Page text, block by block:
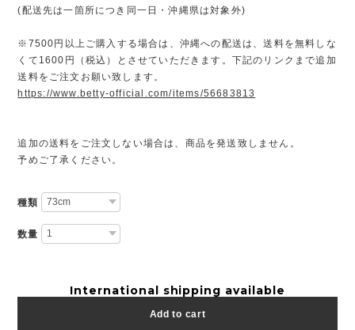
(配送先は一箇所につき同一日・沖縄県は対象外)
※7500円以上ご購入する場合は、沖縄への配送は、送料を無料しな
くて1600円（税込）とさせていただきます。下記のリンクまで追加
送料をご注文お願い致します。
https://www.betty-official.com/items/56683813
追加の送料をご注文しない場合は、商品を発送致しません。
予めご了承ください。
種類
数量
International shipping available
Add to cart